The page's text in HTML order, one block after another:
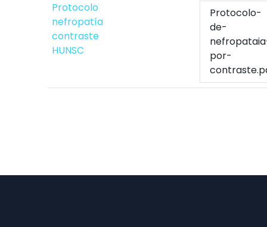
Protocolo
nefropatía
contraste
HUNSC
Protocolo-
de-
por-